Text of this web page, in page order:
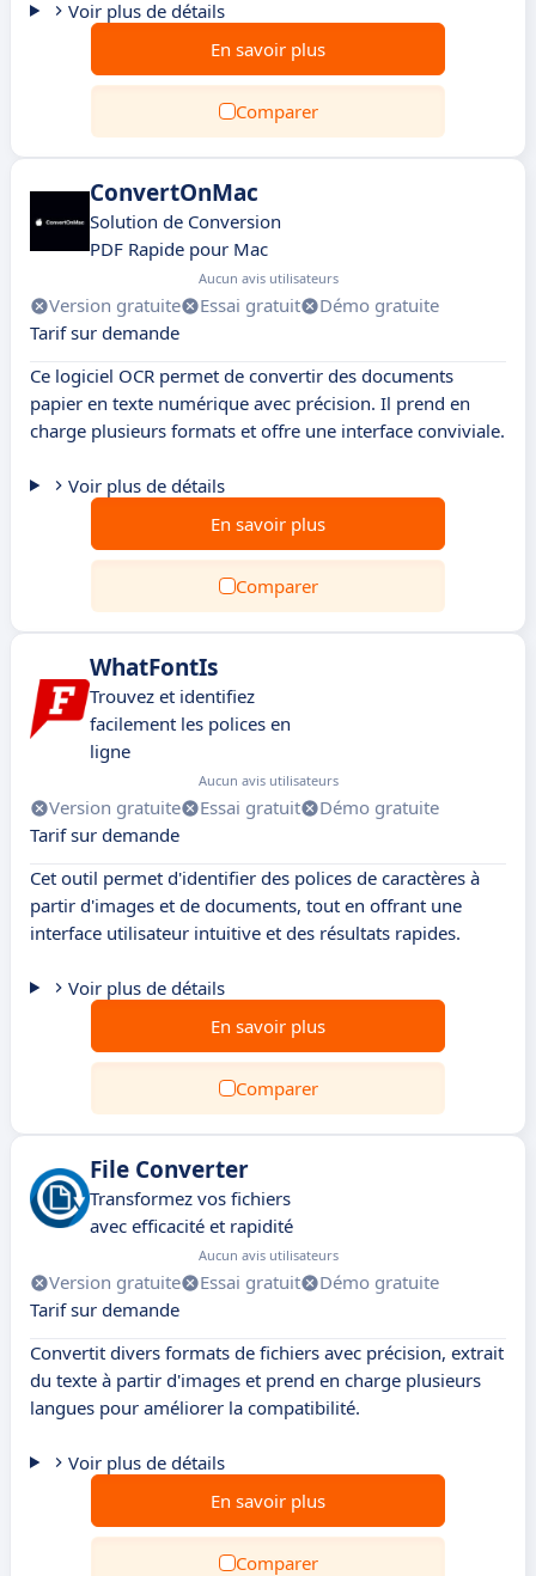
Voir plus de détails
En savoir plus
Comparer
ConvertOnMac
Solution de Conversion
PDF Rapide pour Mac
Aucun avis utilisateurs
Version gratuite Essai gratuit
Démo gratuite
Tarif sur demande
Ce logiciel OCR permet de convertir des documents
papier en texte numérique avec précision. Il prend en
charge plusieurs formats et offre une interface conviviale.
Voir plus de détails
En savoir plus
Comparer
WhatFontIs
Trouvez et identifiez
facilement les polices en
ligne
Aucun avis utilisateurs
Version gratuite Essai gratuit
Démo gratuite
Tarif sur demande
Cet outil permet d'identifier des polices de caractères à
partir d'images et de documents, tout en offrant une
interface utilisateur intuitive et des résultats rapides.
Voir plus de détails
En savoir plus
Comparer
File Converter
Transformez vos fichiers
avec efficacité et rapidité
Aucun avis utilisateurs
Version gratuite Essai gratuit
Démo gratuite
Tarif sur demande
Convertit divers formats de fichiers avec précision, extrait
du texte à partir d'images et prend en charge plusieurs
langues pour améliorer la compatibilité.
Voir plus de détails
En savoir plus
Comparer